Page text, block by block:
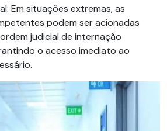
Em situações extremas, as
podem ser acionadas
judicial de internação
o acesso imediato ao